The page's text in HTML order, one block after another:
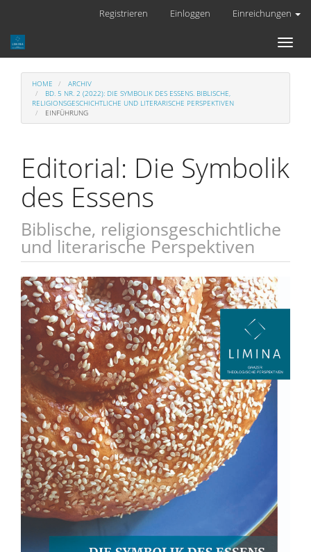
Registrieren Einloggen Einreichungen
Toggle
HOME
ARCHIV
BD. 5 NR. 2 (2022): DIE SYMBOLIK DES ESSENS. BIBLISCHE,
RELIGIONSGESCHICHTLICHE UND LITERARISCHE PERSPEKTIVEN
EINFÜHRUNG
Editorial: Die Symbolik
des Essens
Biblische, religionsgeschichtliche
und literarische Perspektiven
Artikel-
Sidebar